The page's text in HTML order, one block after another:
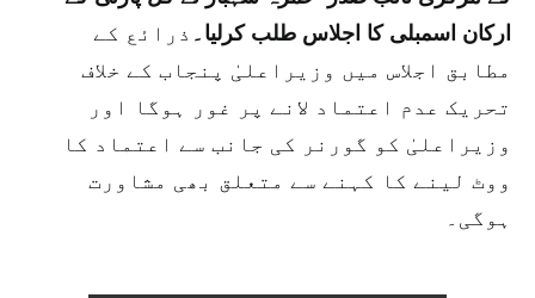
ارکان اسمبلی کا اجلاس طلب کرلیا۔ ذرائع کے
مطابق اجلاس میں وزیراعلیٰ پنجاب کے خلاف
تحریک عدم اعتماد لانے پر غور ہوگا اور
وزیراعلیٰ کو گورنر کی جانب سے اعتماد کا
ووٹ لینے کا کہنے سے متعلق بھی مشاورت
ہوگی۔